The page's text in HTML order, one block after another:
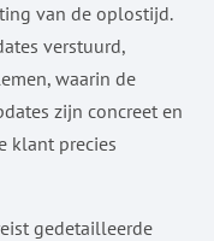
van de oplostijd.
verstuurd,
waarin de
zijn concreet en
klant precies
gedetailleerde